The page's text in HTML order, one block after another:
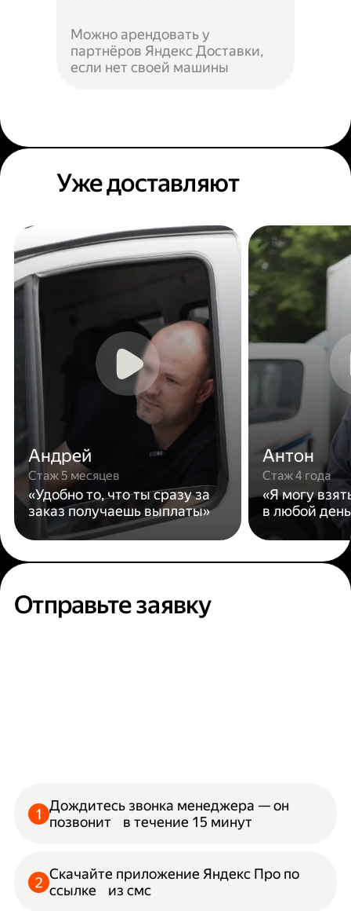
Можно арендовать у
партнёров Яндекс Доставки,
если нет своей машины
Уже доставляют
Андрей
Стаж 5 месяцев
«Удобно то, что ты сразу за
заказ получаешь выплаты»
Антон
Стаж 4 года
«Я могу
в любой
Отправьте заявку
Дождитесь звонка менеджера — он
позвонит в течение 15 минут
Скачайте приложение Яндекс Про по
ссылке из смс